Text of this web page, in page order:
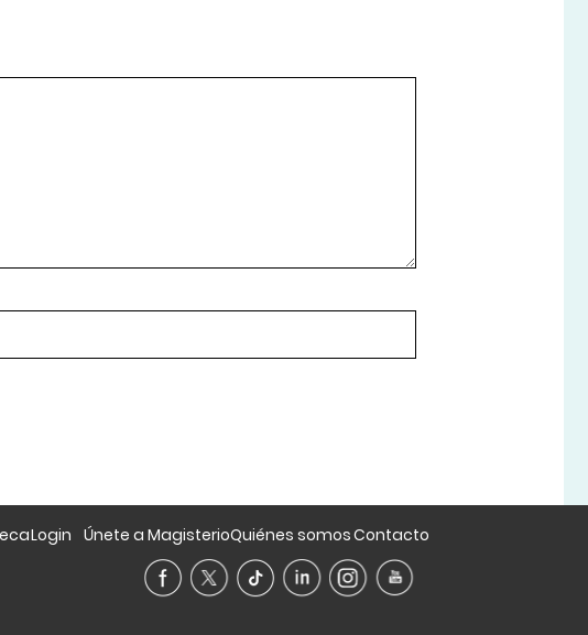
Login Únete a MagisterioQuiénes somosContacto